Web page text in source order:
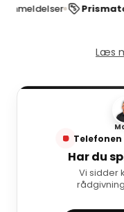
Prismatch-
Læs
Telefonen
Har du
Vi sidder